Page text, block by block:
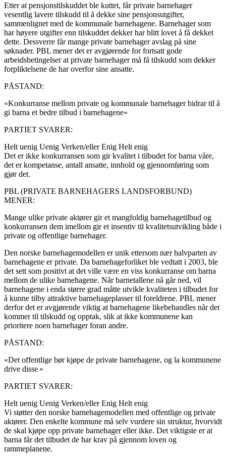
Etter at pensjonstilskuddet ble kuttet, får private barnehager
vesentlig lavere tilskudd til å dekke sine pensjonsutgifter,
sammenlignet med de kommunale barnehagene. Barnehager som
har høyere utgifter enn tilskuddet dekker har blitt lovet å få dekket
dette. Dessverre får mange private barnehager avslag på sine
søknader. PBL mener det er avgjørende for fortsatt gode
arbeidsbetingelser at private barnehager må få tilskudd som dekker
forpliktelsene de har overfor sine ansatte.
PÅSTAND:
«Konkurranse mellom private og kommunale barnehager bidrar til å
gi barna et bedre tilbud i barnehagene»
PARTIET SVARER:
Helt uenig Uenig Verken/ellerEnig Helt enig
Det er ikke konkurransen som gir kvalitet i tilbudet for barna våre,
det er kompetanse, antall ansatte, innhold og gjennomføring som
gjør det.
PBL (PRIVATE BARNEHAGERS LANDSFORBUND)
MENER:
Mange ulike private aktører gir et mangfoldig barnehagetilbud og
konkurransen dem imellom gir et insentiv til kvalitetsutvikling både i
private og offentlige barnehager.
Den norske barnehagemodellen er unik ettersom nær halvparten av
barnehagene er private. Da barnehageforliket ble vedtatt i 2003, ble
det sett som positivt at det ville være en viss konkurranse om barna
mellom de ulike barnehagene. Når barnetallene nå går ned, vil
barnehagene i enda større grad måtte utvikle kvaliteten i tilbudet for
å kunne tilby attraktive barnehageplasser til foreldrene. PBL mener
derfor det er avgjørende viktig at barnehagene likebehandles når det
kommer til tilskudd og opptak, slik at ikke kommunene kan
prioritere noen barnehager foran andre.
PÅSTAND:
«Det offentlige bør kjøpe de private barnehagene, og la kommunene
drive disse »
PARTIET SVARER:
Helt uenig Uenig Verken/ellerEnig Helt enig
Vi støtter den norske barnehagemodellen med offentlige og private
aktører. Den enkelte kommune må selv vurdere sin struktur, hvorvidt
de skal kjøpe opp private barnehager eller ikke. Det viktigste er at
barna får det tilbudet de har krav på gjennom loven og
rammeplanene.